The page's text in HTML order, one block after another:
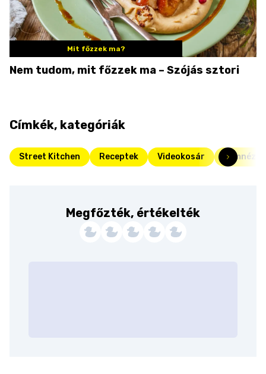
Mit főzzek ma?
Nem tudom, mit főzzek ma – Szójás sztori
Címkék, kategóriák
Street Kitchen Receptek Videokosár
Megfőzték, értékelték